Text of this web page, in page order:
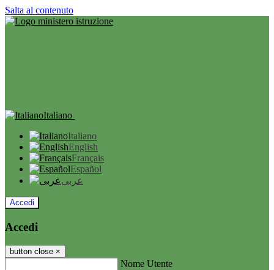
Salta al contenuto
Italiano
Italiano
English
Français
Español
عربى
Accedi
Accedi
button close ×
Nome Utente